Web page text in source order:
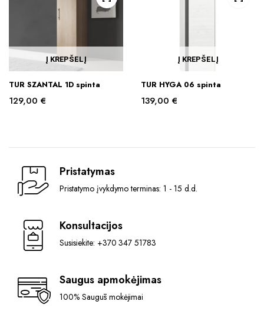
Į KREPŠELĮ
TUR SZANTAL 1D spinta
129,00 €
Į KREPŠELĮ
TUR HYGA 06 spinta
139,00 €
Pristatymas
Pristatymo įvykdymo terminas: 1 - 15 d.d.
Konsultacijos
Susisiekite: +370 347 51783
Saugus apmokėjimas
100% Saugūs mokėjimai